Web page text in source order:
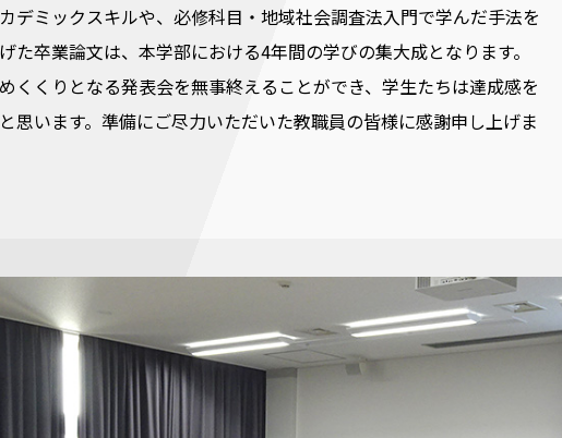
デミックスキルや、必修科目・地域社会調査法入門で学んだ手法を
た卒業論文は、本学部における4年間の学びの集大成となります。
くくりとなる発表会を無事終えることができ、学生たちは達成感を
思います。準備にご尽力いただいた教職員の皆様に感謝申し上げま